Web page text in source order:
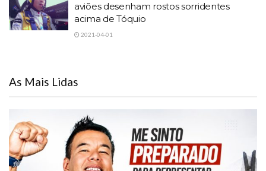
aviões desenham rostos sorridentes
acima de Tóquio
2021-04-01
As Mais Lidas